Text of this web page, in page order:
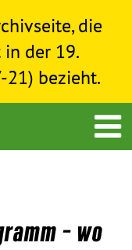
die
der 19.
21) bezieht.
– wo